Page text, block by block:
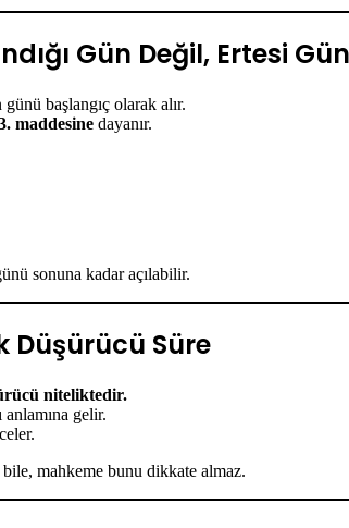
Gün Değil, Ertesi Gün
başlangıç olarak alır.
maddesine dayanır.
sonuna kadar açılabilir.
Düşürücü Süre
niteliktedir.
gelir.
mahkeme bunu dikkate almaz.